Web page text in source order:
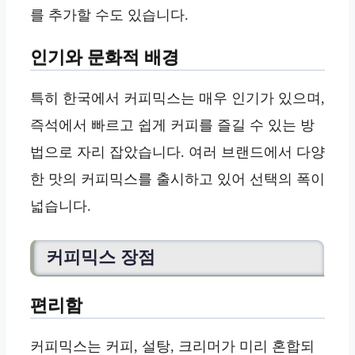
를 추가할 수도 있습니다.
인기와 문화적 배경
특히 한국에서 커피믹스는 매우 인기가 있으며,
즉석에서 빠르고 쉽게 커피를 즐길 수 있는 방
법으로 자리 잡았습니다. 여러 브랜드에서 다양
한 맛의 커피믹스를 출시하고 있어 선택의 폭이
넓습니다.
커피믹스 장점
편리함
커피믹스는 커피, 설탕, 크리머가 미리 혼합되